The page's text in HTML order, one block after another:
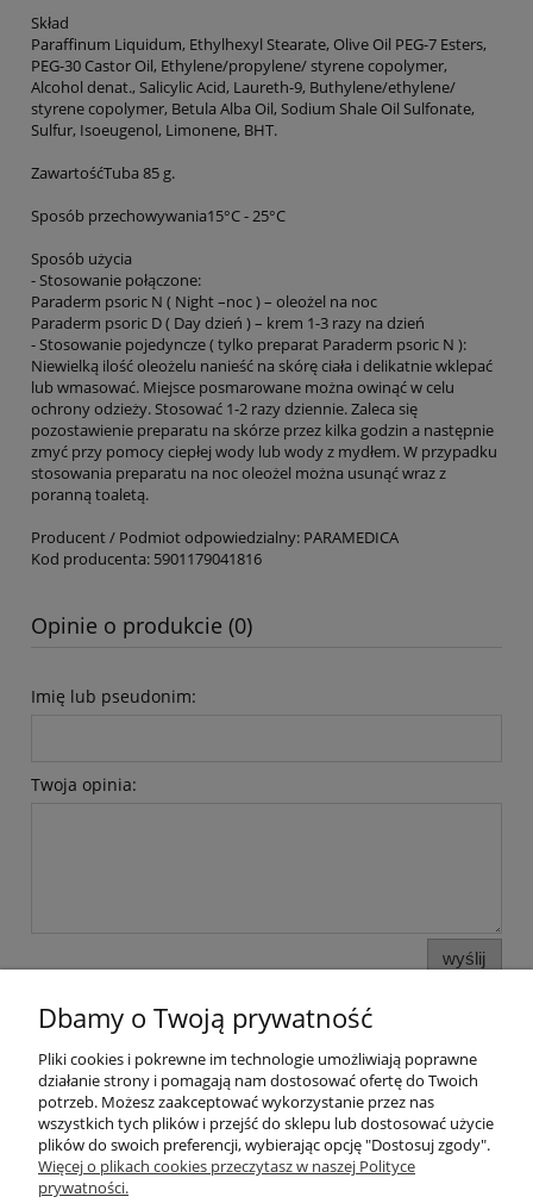
Skład
Paraffinum Liquidum, Ethylhexyl Stearate, Olive Oil PEG-7 Esters,
PEG-30 Castor Oil, Ethylene/propylene/ styrene copolymer,
Alcohol denat., Salicylic Acid, Laureth-9, Buthylene/ethylene/
styrene copolymer, Betula Alba Oil, Sodium Shale Oil Sulfonate,
Sulfur, Isoeugenol, Limonene, BHT.
ZawartośćTuba 85 g.
Sposób przechowywania15°C - 25°C
Sposób użycia
- Stosowanie połączone:
Paraderm psoric N ( Night –noc ) – oleożel na noc
Paraderm psoric D ( Day dzień ) – krem 1-3 razy na dzień
- Stosowanie pojedyncze ( tylko preparat Paraderm psoric N ):
Niewielką ilość oleożelu nanieść na skórę ciała i delikatnie wklepać
lub wmasować. Miejsce posmarowane można owinąć w celu
ochrony odzieży. Stosować 1-2 razy dziennie. Zaleca się
pozostawienie preparatu na skórze przez kilka godzin a następnie
zmyć przy pomocy ciepłej wody lub wody z mydłem. W przypadku
stosowania preparatu na noc oleożel można usunąć wraz z
poranną toaletą.
Producent / Podmiot odpowiedzialny: PARAMEDICA
Kod producenta: 5901179041816
Opinie o produkcie (0)
Imię lub pseudonim:
Twoja opinia:
wyślij
Pomoc
Moje konto
Dbamy o Twoją prywatność
Pliki cookies i pokrewne im technologie umożliwiają poprawne
działanie strony i pomagają nam dostosować ofertę do Twoich
potrzeb. Możesz zaakceptować wykorzystanie przez nas
wszystkich tych plików i przejść do sklepu lub dostosować użycie
plików do swoich preferencji, wybierając opcję "Dostosuj zgody".
Więcej o plikach cookies przeczytasz w naszej Polityce
prywatności.